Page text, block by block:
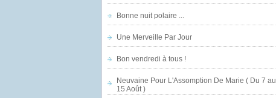
Bonne nuit polaire ...
Une Merveille Par Jour
Bon vendredi à tous !
Neuvaine Pour L'Assomption De Marie ( Du 7 au
15 Août )